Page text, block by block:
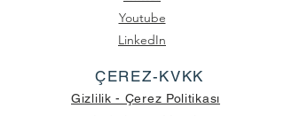
Youtube
LinkedIn
ÇEREZ-KVKK
Gizlilik - Çerez Politikası